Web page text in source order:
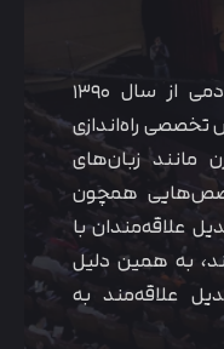
موسسه‌ی آموزشی همیار آکادمی از سال ۱۳۹۰
تخصصی راه‌اندازی
مانند زبان‌های
همچون
علاقه‌مندان با
به همین دلیل
علاقه‌مند به